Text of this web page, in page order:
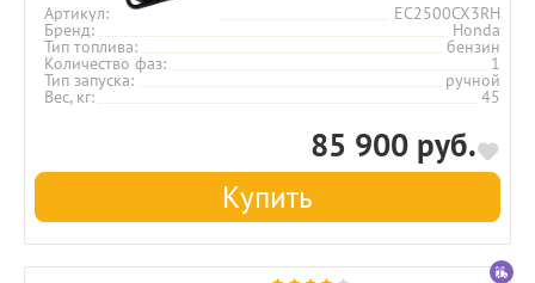
Артикул EC2500CX3RH
Бренд Honda
Тип топлива бензин
Количество фаз 1
Тип запуска ручной
Вес, кг 45
85 900 руб.
Купить